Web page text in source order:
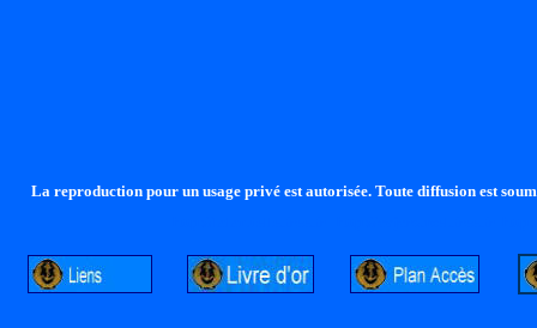
La reproduction pour un usage privé est autorisée. Toute diffusion est